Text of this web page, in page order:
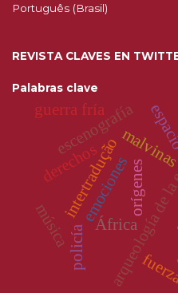
Português (Brasil)
REVISTA CLAVES EN
Palabras clave
orígenes
intertradução
África
emociones
escenografía espacio
derechos
policía
música
guerra fría